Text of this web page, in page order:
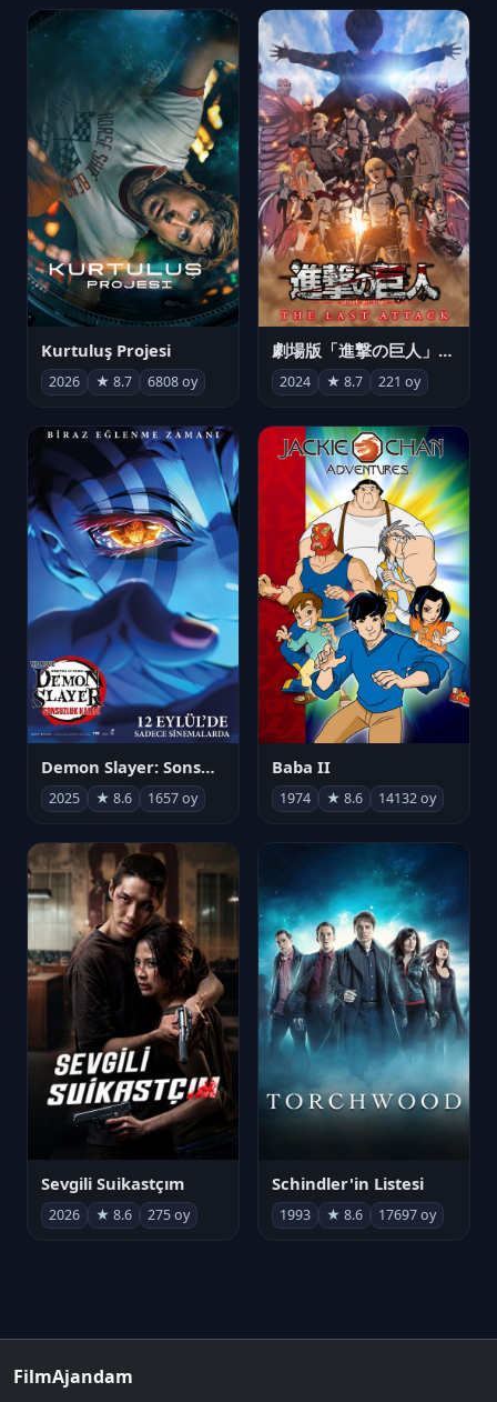
Kurtuluş Projesi
2026 ★ 8.7 6808 oy
劇場版「進撃の巨人」完結編 THE LAST ATTACK
2024 ★ 8.7 221 oy
Demon Slayer: Sonsuzluk Kalesi
2025 ★ 8.6 1657 oy
Baba II
1974 ★ 8.6 14132 oy
Sevgili Suikastçım
2026 ★ 8.6 275 oy
Schindler'in Listesi
1993 ★ 8.6 17697 oy
FilmAjandam